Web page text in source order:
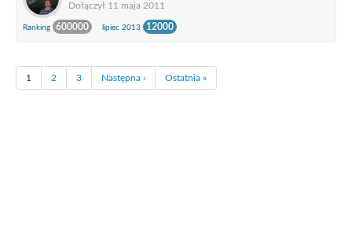
Dołączył 11 maja 2011
Ranking 600000 lipiec 2013 12000
1 2 3 Następna › Ostatnia »